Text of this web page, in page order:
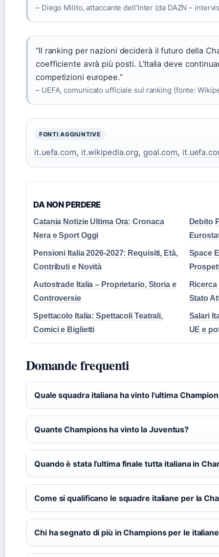
– Diego Milito, attaccante dell’Inter (da DAZN –
“Il ranking per nazioni deciderà il futuro della
coefficiente avrà più posti. L’Italia deve
competizioni europee.”
– UEFA, comunicato ufficiale sul ranking (fonte:
FONTI AGGIUNTIVE
it.uefa.com, it.wikipedia.org, goal.com,
DA NON PERDERE
Catania Notizie Ultima Ora: Cronaca
Nera e Sport Oggi
Debito
Pensioni Italia 2026-2027: Requisiti, Età,
Contributi e Novità
Space
Autostrade Italia – Proprietario, Storia e
Controversie
Stato
Spettacolo Italia: Spettacoli Teatrali,
Comici e Biglietti
Salari
UE e
Domande frequenti
Quale squadra italiana ha vinto l’ultima
Quante Champions ha vinto la Juventus?
Quando è stata l’ultima finale tutta italiana in
Come si qualificano le squadre italiane per la
Chi ha segnato di più in Champions per le